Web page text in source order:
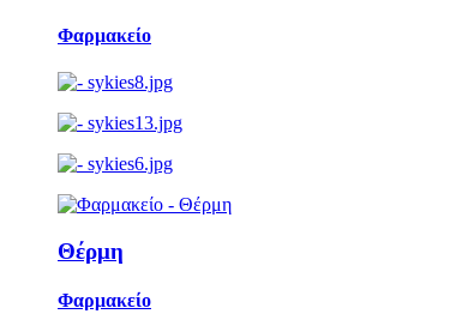
Φαρμακείο
Θέρμη
Φαρμακείο